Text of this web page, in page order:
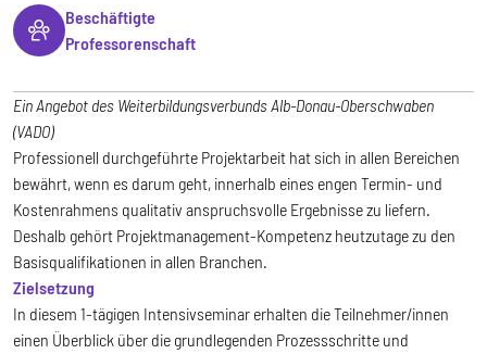
Beschäftigte
Professorenschaft
Ein Angebot des Weiterbildungsverbunds Alb-Donau-Oberschwaben
(VADO)
Professionell durchgeführte Projektarbeit hat sich in allen Bereichen
bewährt, wenn es darum geht, innerhalb eines engen Termin- und
Kostenrahmens qualitativ anspruchsvolle Ergebnisse zu liefern.
Deshalb gehört Projektmanagement-Kompetenz heutzutage zu den
Basisqualifikationen in allen Branchen.
Zielsetzung
In diesem 1-tägigen Intensivseminar erhalten die Teilnehmer/innen
einen Überblick über die grundlegenden Prozessschritte und